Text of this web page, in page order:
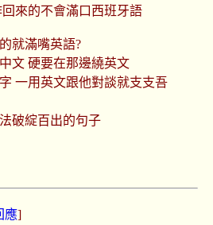
來的不會滿口西班牙語
就滿嘴英語?
文 硬要在那邊繞英文
一用英文跟他對談就支支吾
破綻百出的句子
應]